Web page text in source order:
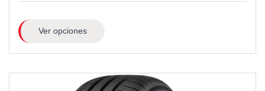
Ver opciones